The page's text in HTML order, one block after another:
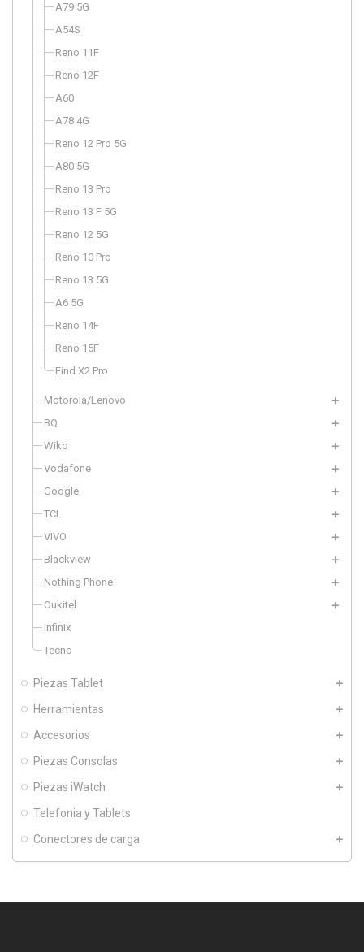
A79 5G
A54S
Reno 11F
Reno 12F
A60
A78 4G
Reno 12 Pro 5G
A80 5G
Reno 13 Pro
Reno 13 F 5G
Reno 12 5G
Reno 10 Pro
Reno 13 5G
A6 5G
Reno 14F
Reno 15F
Find X2 Pro
Motorola/Lenovo
BQ
Wiko
Vodafone
Google
TCL
VIVO
Blackview
Nothing Phone
Oukitel
Infinix
Tecno
Piezas Tablet
Herramientas
Accesorios
Piezas Consolas
Piezas iWatch
Telefonia y Tablets
Conectores de carga